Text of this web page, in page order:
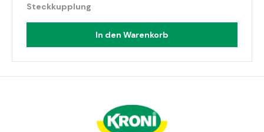
Steckkupplung
In den Warenkorb